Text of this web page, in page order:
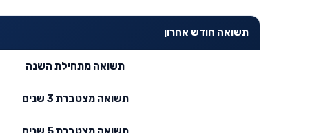
תשואה חודש אחרון
תשואה מתחילת השנה
תשואה מצטברת 3 שנים